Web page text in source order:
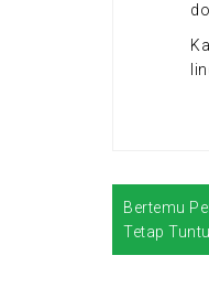
N
a
Bertemu
Tetap